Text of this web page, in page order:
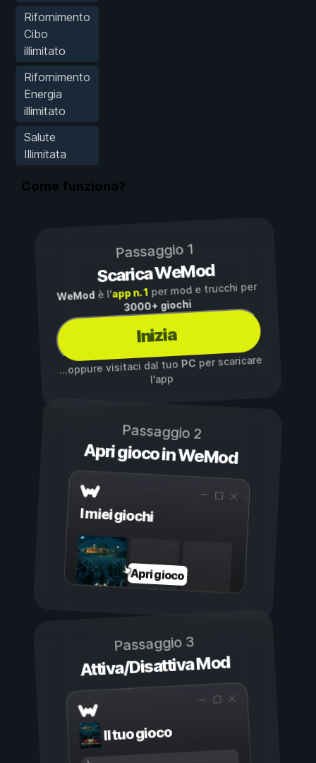
Rifornimento
Cibo
illimitato
Rifornimento
Energia
illimitato
Salute
Illimitata
Come funziona?
Passaggio 1
Scarica WeMod
WeMod è l'app n. 1per mod e trucchi per
3000+ giochi
Inizia
...oppure visitaci dal tuoPC per scaricare
l'app
Passaggio 2
Apri gioco in WeMod
I miei giochi
Apri gioco
Passaggio 3
Attiva/Disattiva Mod
Il tuo gioco